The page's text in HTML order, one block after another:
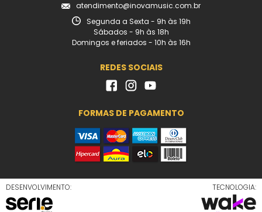
atendimento@inovamusic.com.br
Segunda a Sexta - 9h às 19h
Sábados - 9h às 18h
Domingos e feriados - 10h às 16h
REDES SOCIAIS
FORMAS DE PAGAMENTO
DESENVOLVIMENTO: TECNOLOGIA: